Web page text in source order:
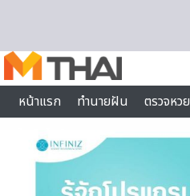
หน้าแรก
ทำนายฝัน ตรวจหวย
ไลฟ์สไตล์